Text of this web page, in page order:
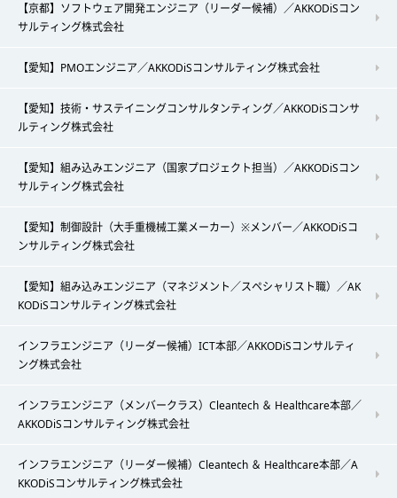
【京都】ソフトウェア開発エンジニア（リーダー候補）／AKKODiSコン
サルティング株式会社
【愛知】PMOエンジニア／AKKODiSコンサルティング株式会社
【愛知】技術・サステイニングコンサルタンティング／AKKODiSコンサ
ルティング株式会社
【愛知】組み込みエンジニア（国家プロジェクト担当）／AKKODiSコン
サルティング株式会社
【愛知】制御設計（大手重機械工業メーカー）※メンバー／AKKODiSコ
ンサルティング株式会社
【愛知】組み込みエンジニア（マネジメント／スペシャリスト職）／AK
KODiSコンサルティング株式会社
インフラエンジニア（リーダー候補）ICT本部／AKKODiSコンサルティ
ング株式会社
インフラエンジニア（メンバークラス）Cleantech ＆ Healthcare本部／
AKKODiSコンサルティング株式会社
インフラエンジニア（リーダー候補）Cleantech ＆ Healthcare本部／A
KKODiSコンサルティング株式会社